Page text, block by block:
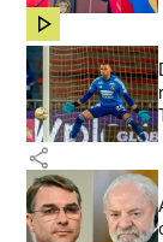
share
share